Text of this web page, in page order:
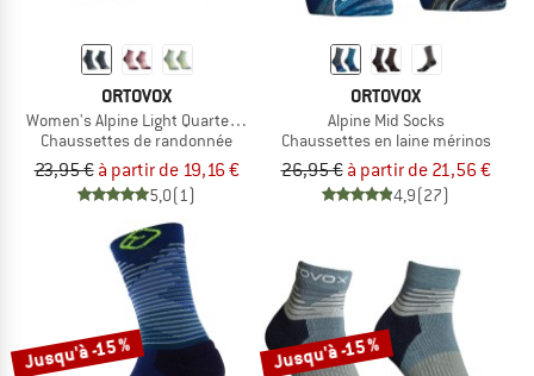
ORTOVOX
Women's Alpine Light Quarter Socks
Chaussettes de randonnée
23,95 € à partir de 19,16 €
5,0(1)
ORTOVOX
Alpine Mid Socks
Chaussettes en laine mérinos
26,95 € à partir de 21,56 €
4,9(27)
Jusqu'à -15 % Jusqu'à -15 %